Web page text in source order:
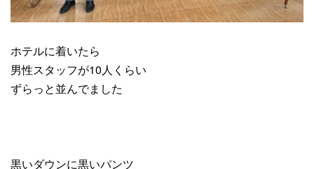
ホテルに着いたら
男性スタッフが10人くらい
ずらっと並んでました
黒いダウンに黒いパンツ